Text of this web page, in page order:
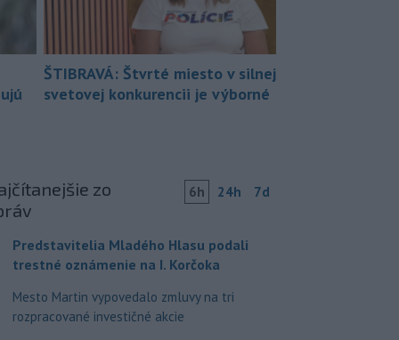
ŠTIBRAVÁ: Štvrté miesto v silnej
svetovej konkurencii je výborné
zo
6h 24h 7d
Predstavitelia Mladého Hlasu podali
trestné oznámenie na I. Korčoka
Mesto Martin vypovedalo zmluvy na tri
rozpracované investičné akcie